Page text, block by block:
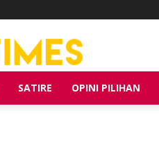
SATIRE OPINI PILIHAN